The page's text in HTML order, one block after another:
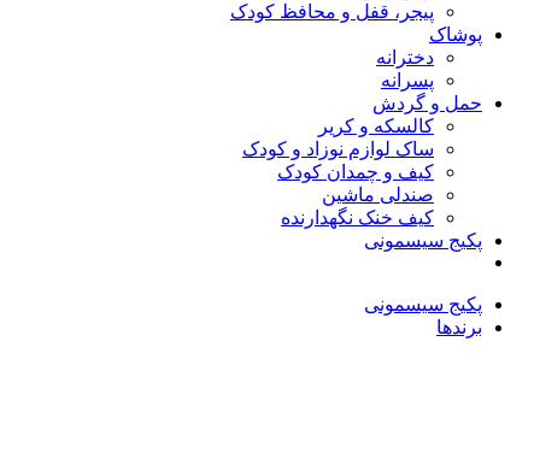
پیجر، قفل و محافظ کودک
پوشاک
دخترانه
پسرانه
حمل و گردش
کالسکه و کریر
ساک لوازم نوزاد و کودک
کیف و چمدان کودک
صندلی ماشین
کیف خنک نگهدارنده
پکیج سیسمونی
پکیج سیسمونی
برندها